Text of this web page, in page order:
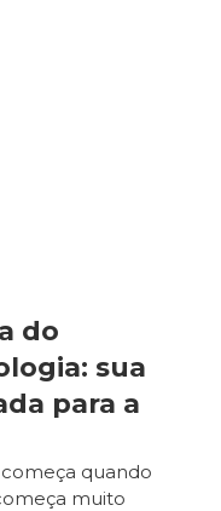
do
sua
para a
quando
muito